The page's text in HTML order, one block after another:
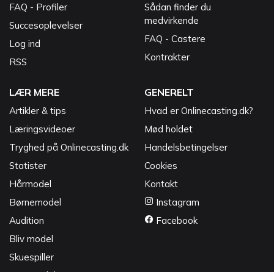
FAQ - Profiler
Succesoplevelser
Log ind
RSS
Sådan finder du
medvirkende
FAQ - Castere
Kontrakter
LÆR MERE
Artikler & tips
Læringsvideoer
Tryghed på Onlinecasting.dk
Statister
Hårmodel
Børnemodel
Audition
Bliv model
Skuespiller
GENERELT
Hvad er Onlinecasting.dk?
Mød holdet
Handelsbetingelser
Cookies
Kontakt
Instagram
Facebook